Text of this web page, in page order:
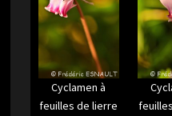
Cyclamen à
feuilles de lierre